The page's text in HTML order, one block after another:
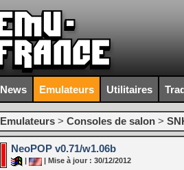
News Emulateurs Utilitaires
Emulateurs > Consoles de salon >
NeoPOP v0.71/w1.06b
| Mise à jour : 30/12/2012